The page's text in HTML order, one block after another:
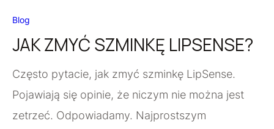
Blog
JAK ZMYĆ SZMINKĘ LIPSENSE?
Często pytacie, jak zmyć szminkę LipSense.
Pojawiają się opinie, że niczym nie można jest
zetrzeć. Odpowiadamy. Najprostszym